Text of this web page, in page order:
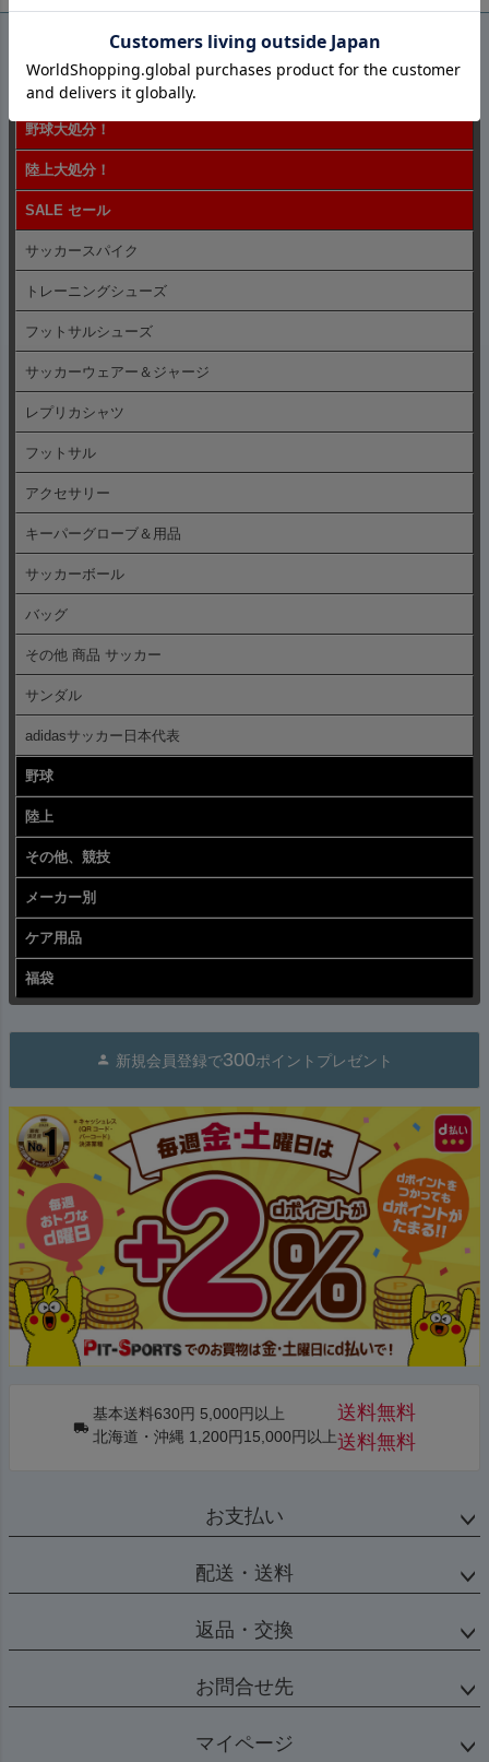
カテゴリ一覧
ザ・処分！
野球大処分！
陸上大処分！
SALE セール
サッカースパイク
トレーニングシューズ
フットサルシューズ
サッカーウェアー＆ジャージ
レプリカシャツ
フットサル
アクセサリー
キーパーグローブ＆用品
サッカーボール
バッグ
その他 商品 サッカー
サンダル
adidasサッカー日本代表
野球
陸上
その他、競技
メーカー別
ケア用品
福袋
ップ
新規会員登録で300ポイントプレゼント
基本送料630円 5,000円以上
北海道・沖縄 1,200円15,000円以上
送料無料
送料無料
お支払い
配送・送料
返品・交換
お問合せ先
マイページ